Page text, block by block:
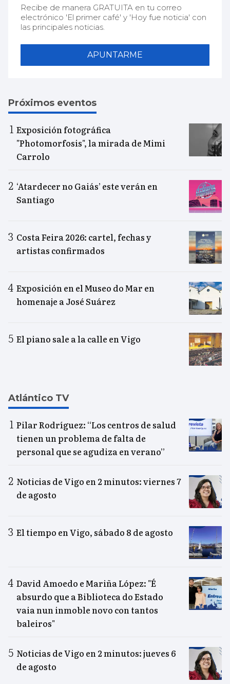
Recibe de manera GRATUITA en tu correo
electrónico 'El primer café' y 'Hoy fue noticia' con
las principales noticias.
APUNTARME
Próximos eventos
Exposición fotográfica
"Photomorfosis", la mirada de Mimi
Carrolo
‘Atardecer no Gaiás’ este verán en
Santiago
Costa Feira 2026: cartel, fechas y
artistas confirmados
Exposición en el Museo do Mar en
homenaje a José Suárez
El piano sale a la calle en Vigo
Atlántico TV
Pilar Rodríguez: “Los centros de salud
tienen un problema de falta de
personal que se agudiza en verano”
Noticias de Vigo en 2 minutos: viernes 7
de agosto
El tiempo en Vigo, sábado 8 de agosto
David Amoedo e Mariña López: "É
absurdo que a Biblioteca do Estado
vaia nun inmoble novo con tantos
baleiros"
Noticias de Vigo en 2 minutos: jueves 6
de agosto